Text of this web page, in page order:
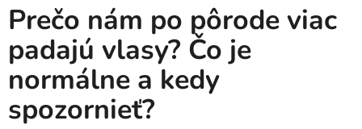
Prečo nám po pôrode viac
padajú vlasy? Čo je
normálne a kedy
spozornieť?